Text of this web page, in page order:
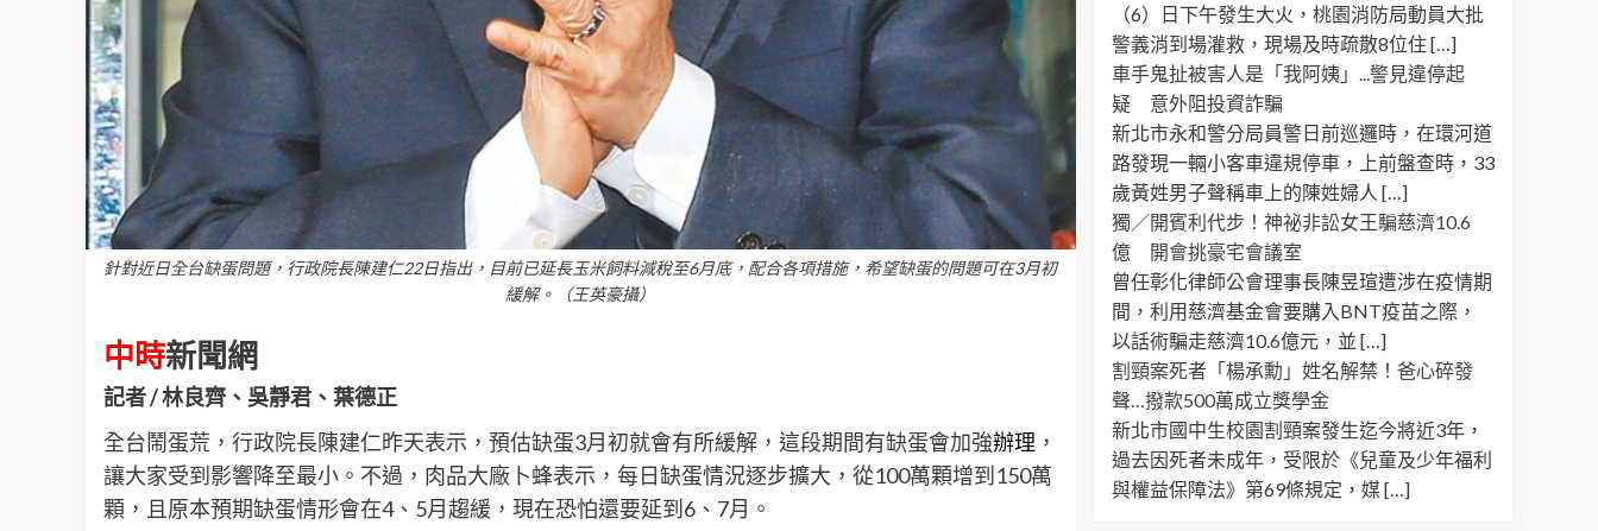
針對近日全台缺蛋問題，行政院長陳建仁22日指出，目前已延長玉米飼料減稅至6月底，配合各項措施，希望缺蛋的問題可在3月初
緩解。（王英豪攝）
中時新聞網
記者 / 林良齊、吳靜君、葉德正
全台鬧蛋荒，行政院長陳建仁昨天表示，預估缺蛋3月初就會有所緩解，這段期間有缺蛋會加強辦理 ，
讓大家受到影響降至最小。不過，肉品大廠卜蜂表示，每日缺蛋情況逐步擴大，從100萬顆增到150萬
顆，且原本預期缺蛋情形會在4、5月趨緩，現在恐怕還要延到6、7月。
（6）日下午發生大火，桃園消防局動員大批
警義消到場灌救，現場及時疏散8位住 […]
車手鬼扯被害人是「我阿姨」...警見違停起
疑 意外阻投資詐騙
新北市永和警分局員警日前巡邏時，在環河道
路發現一輛小客車違規停車，上前盤查時，33
歲黃姓男子聲稱車上的陳姓婦人 […]
獨／開賓利代步！神祕非訟女王騙慈濟10.6
億 開會挑豪宅會議室
曾任彰化律師公會理事長陳昱瑄遭涉在疫情期
間，利用慈濟基金會要購入BNT疫苗之際，
以話術騙走慈濟10.6億元，並 […]
割頸案死者「楊承勳」姓名解禁！爸心碎發
聲…撥款500萬成立獎學金
新北市國中生校園割頸案發生迄今將近3年，
過去因死者未成年，受限於《兒童及少年福利
與權益保障法》第69條規定，媒 […]